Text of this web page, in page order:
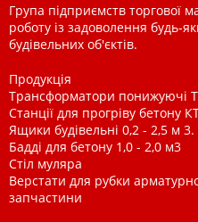
Група підприємств
роботу із задоволення будь-
будівельних об'єктів.
Продукція
Трансформатори понижуючі
Станції для прогріву бетону
Ящики будівельні 0,2 - 2,5 м 3.
Бадді для бетону 1,0 - 2,0 м3
Стіл муляра
Верстати для рубки
запчастини